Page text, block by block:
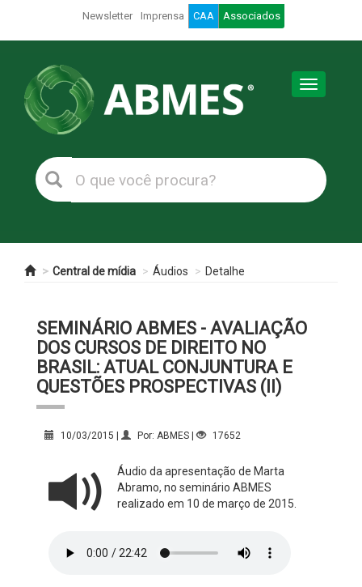
Newsletter Imprensa CAA Associados
Toggle
Central de mídia Áudios Detalhe
SEMINÁRIO ABMES - AVALIAÇÃO
DOS CURSOS DE DIREITO NO
BRASIL: ATUAL CONJUNTURA E
QUESTÕES PROSPECTIVAS (II)
10/03/2015 | Por: ABMES | 17652
Áudio da apresentação de Marta
Abramo, no seminário ABMES
realizado em 10 de março de 2015.